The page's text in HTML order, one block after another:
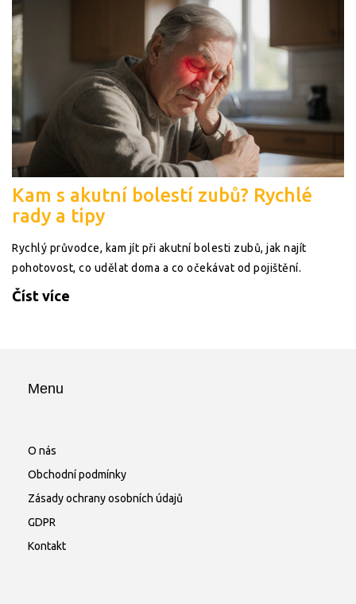
Kam s akutní bolestí zubů? Rychlé
rady a tipy
Rychlý průvodce, kam jít při akutní bolesti zubů, jak najít
pohotovost, co udělat doma a co očekávat od pojištění.
Číst více
Menu
O nás
Obchodní podmínky
Zásady ochrany osobních údajů
GDPR
Kontakt